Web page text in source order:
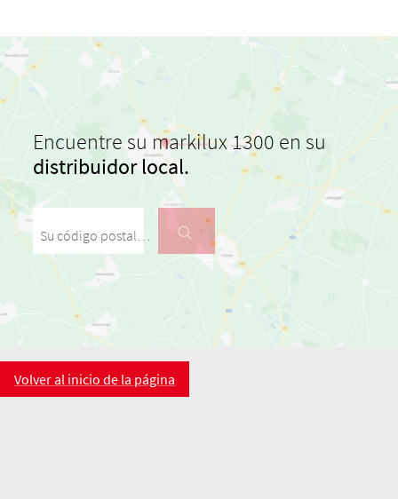
Encuentre su markilux 1300 en su
distribuidor local.
Su código postal / su ciudad
Volver al inicio de la página